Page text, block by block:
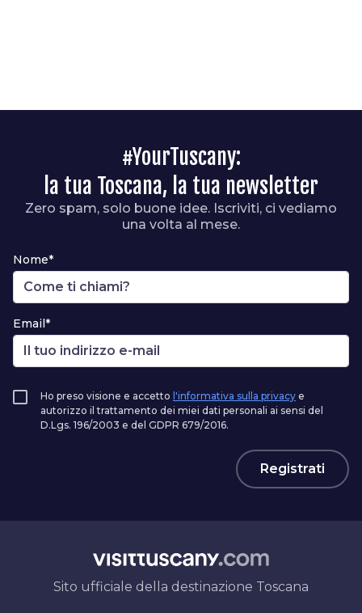
#YourTuscany:
la tua Toscana, la tua newsletter
Zero spam, solo buone idee. Iscriviti, ci vediamo
una volta al mese.
Nome*
Email*
Ho preso visione e accetto l'informativa sulla privacy e
autorizzo il trattamento dei miei dati personali ai sensi del
D.Lgs. 196/2003 e del GDPR 679/2016.
Registrati
Sito ufficiale della destinazione Toscana